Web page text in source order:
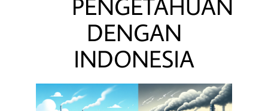
DENGAN
INDONESIA